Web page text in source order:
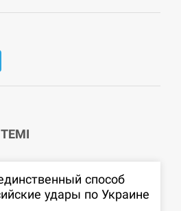
уничтожены”: в МИДе
на…
найбільші військові
способ
удары по Украине